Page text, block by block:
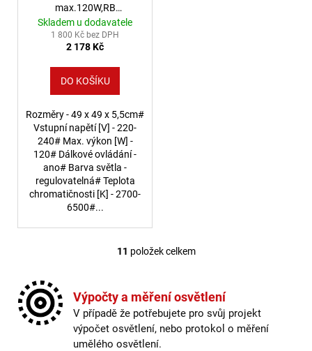
max.120W,RB
multicolor,IP20
Skladem u dodavatele
1 800 Kč bez DPH
2 178 Kč
DO KOŠÍKU
Rozměry - 49 x 49 x 5,5cm#
Vstupní napětí [V] - 220-
240# Max. výkon [W] -
120# Dálkové ovládání -
ano# Barva světla -
regulovatelná# Teplota
chromatičnosti [K] - 2700-
6500#...
Ovládací prvky výpisu
11 položek celkem
Výpočty a měření osvětlení
V případě že potřebujete pro svůj projekt
výpočet osvětlení, nebo protokol o měření
umělého osvětlení.